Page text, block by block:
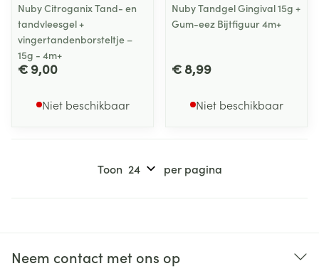
Nuby Citroganix Tand- en
tandvleesgel +
vingertandenborsteltje –
15g - 4m+
€ 9,00
Niet beschikbaar
Nuby Tandgel Gingival 15g +
Gum-eez Bijtfiguur 4m+
€ 8,99
Niet beschikbaar
Toon per pagina
Neem contact met ons op